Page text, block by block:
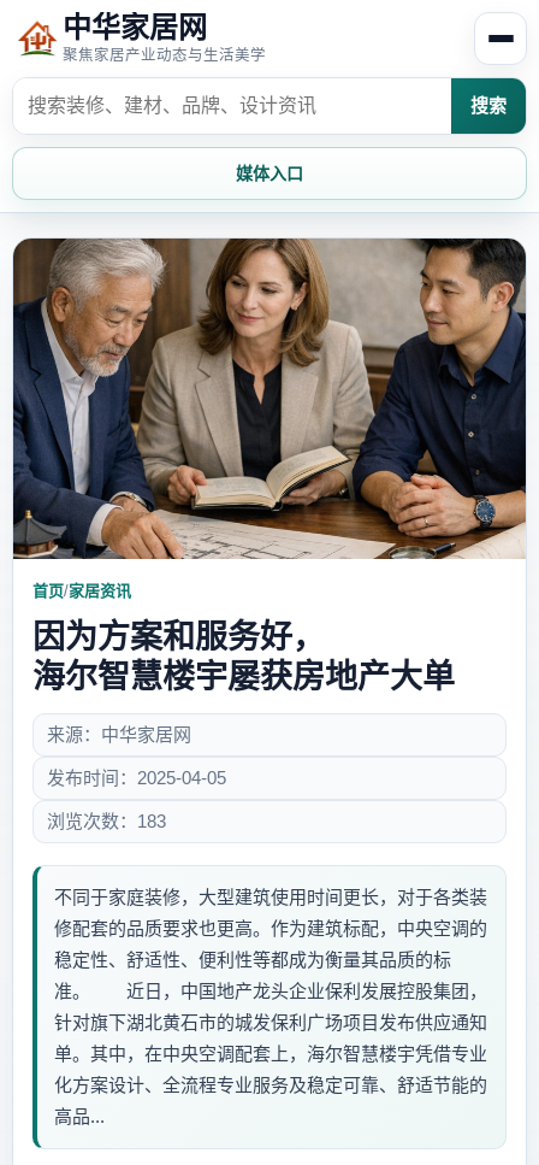
中华家居网
聚焦家居产业动态与生活美学
搜索
媒体入口
首页 家居资讯
家居风水 家居欣赏
时尚饰家 装修设计
家具知识 家居文化
家装攻略 创意家居
首页/家居资讯
因为方案和服务好，
海尔智慧楼宇屡获房地产大单
来源：中华家居网
发布时间：2025-04-05
浏览次数：183
不同于家庭装修，大型建筑使用时间更长，对于各类装
修配套的品质要求也更高。作为建筑标配，中央空调的
稳定性、舒适性、便利性等都成为衡量其品质的标
准。 近日，中国地产龙头企业保利发展控股集团，
针对旗下湖北黄石市的城发保利广场项目发布供应通知
单。其中，在中央空调配套上，海尔智慧楼宇凭借专业
化方案设计、全流程专业服务及稳定可靠、舒适节能的
高品...